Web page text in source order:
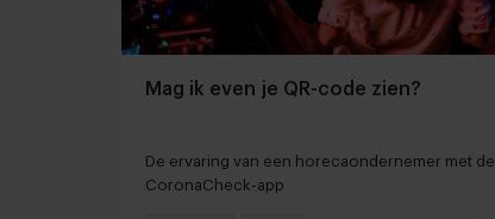
Mag ik even je QR-code zien?
De ervaring van een horecaondernemer met de
CoronaCheck-app